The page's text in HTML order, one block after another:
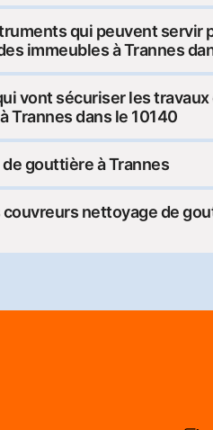
qui peuvent servir
immeubles à Trannes
vont sécuriser les
Trannes dans le 10140
gouttière à Trannes
nettoyage de